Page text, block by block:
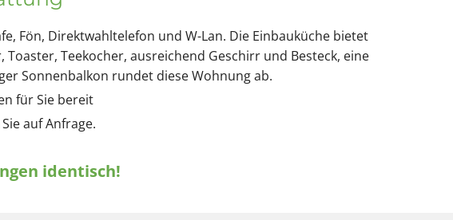
Fön, Direktwahltelefon und W-Lan. Die Einbauküche bietet
Teekocher, ausreichend Geschirr und Besteck, eine
Sonnenbalkon rundet diese Wohnung ab.
für Sie bereit
auf Anfrage.
identisch!